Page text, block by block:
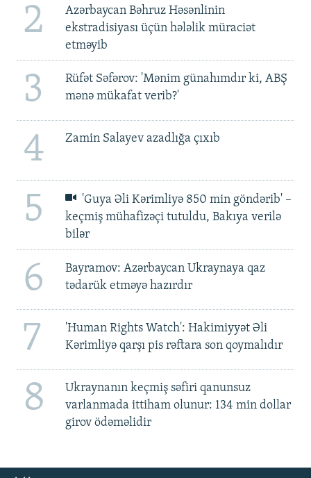
2
Azərbaycan Bəhruz Həsənlinin
ekstradisiyası üçün hələlik müraciət
etməyib
3
Rüfət Səfərov: 'Mənim günahımdır ki, ABŞ
mənə mükafat verib?'
4 Zamin Salayev azadlığa çıxıb
5
'Guya Əli Kərimliyə 850 min göndərib' –
keçmiş mühafizəçi tutuldu, Bakıya verilə
bilər
6
Bayramov: Azərbaycan Ukraynaya qaz
tədarük etməyə hazırdır
7
'Human Rights Watch': Hakimiyyət Əli
Kərimliyə qarşı pis rəftara son qoymalıdır
8
Ukraynanın keçmiş səfiri qanunsuz
varlanmada ittiham olunur: 134 min dollar
girov ödəməlidir